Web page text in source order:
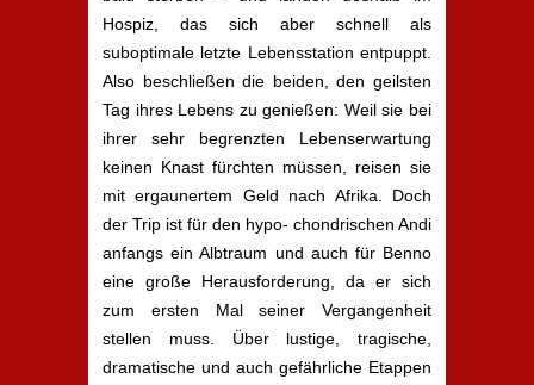
Hospiz, das sich aber schnell als
suboptimale letzte Lebensstation entpuppt.
Also beschließen die beiden, den geilsten
Tag ihres Lebens zu genießen: Weil sie bei
ihrer sehr begrenzten Lebenserwartung
keinen Knast fürchten müssen, reisen sie
mit ergaunertem Geld nach Afrika. Doch
der Trip ist für den hypo- chondrischen Andi
anfangs ein Albtraum und auch für Benno
eine große Herausforderung, da er sich
zum ersten Mal seiner Vergangenheit
stellen muss. Über lustige, tragische,
dramatische und auch gefährliche Etappen